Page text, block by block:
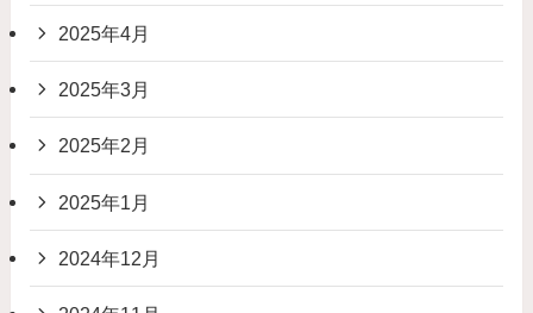
2025年4月
2025年3月
2025年2月
2025年1月
2024年12月